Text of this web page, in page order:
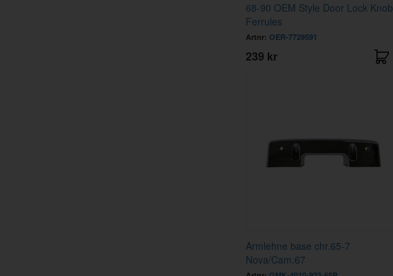
68-90 OEM Style Door Lock Knob
Ferrules
Artnr: OER-7729591
239 kr
Armlehne base chr.65-7
Nova/Cam.67